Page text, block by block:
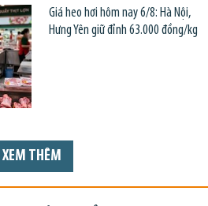
Giá heo hơi hôm nay 6/8: Hà Nội,
Hưng Yên giữ đỉnh 63.000 đồng/kg
XEM THÊM